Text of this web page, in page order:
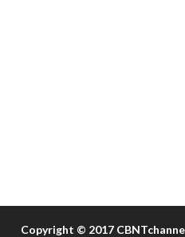
Copyright © 2017